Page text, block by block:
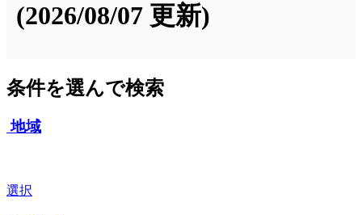
(2026/08/07 更新)
条件を選んで検索
地域
選択